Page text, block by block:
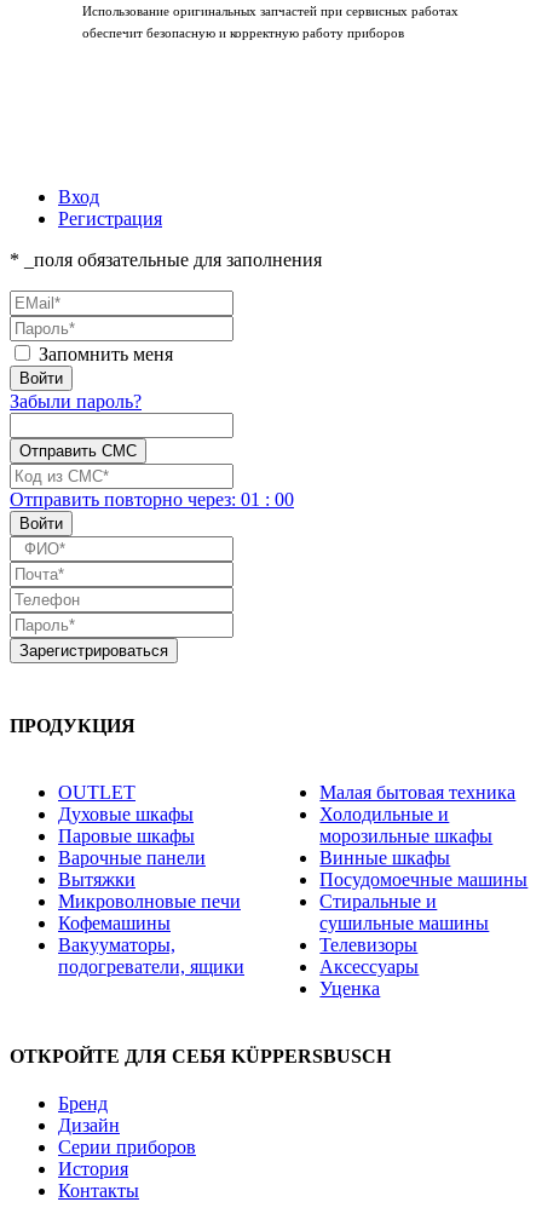
Использование оригинальных запчастей при сервисных работах
обеспечит безопасную и корректную работу приборов
Вход
Регистрация
* _поля обязательные для заполнения
Запомнить меня
Забыли пароль?
Отправить повторно через: 01 : 00
ПРОДУКЦИЯ
OUTLET
Духовые шкафы
Паровые шкафы
Варочные панели
Вытяжки
Микроволновые печи
Кофемашины
Вакууматоры,
подогреватели, ящики
Малая бытовая техника
Холодильные и
морозильные шкафы
Винные шкафы
Посудомоечные машины
Стиральные и
сушильные машины
Телевизоры
Аксессуары
Уценка
ОТКРОЙТЕ ДЛЯ СЕБЯ KÜPPERSBUSCH
Бренд
Дизайн
Серии приборов
История
Контакты